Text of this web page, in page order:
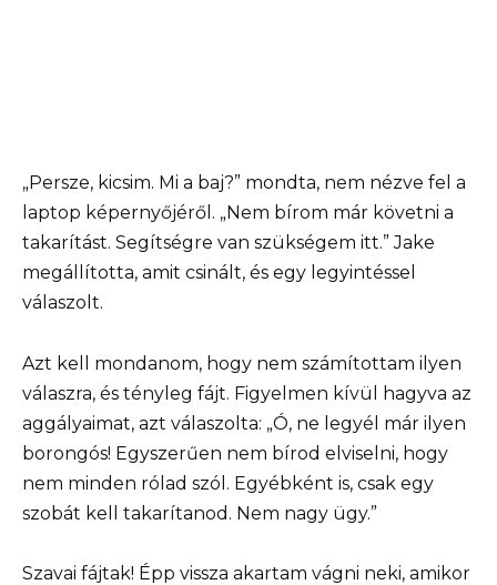
„Persze, kicsim. Mi a baj?” mondta, nem nézve fel a
laptop képernyőjéről. „Nem bírom már követni a
takarítást. Segítségre van szükségem itt.” Jake
megállította, amit csinált, és egy legyintéssel
válaszolt.
Azt kell mondanom, hogy nem számítottam ilyen
válaszra, és tényleg fájt. Figyelmen kívül hagyva az
aggályaimat, azt válaszolta: „Ó, ne legyél már ilyen
borongós! Egyszerűen nem bírod elviselni, hogy
nem minden rólad szól. Egyébként is, csak egy
szobát kell takarítanod. Nem nagy ügy.”
Szavai fájtak! Épp vissza akartam vágni neki, amikor